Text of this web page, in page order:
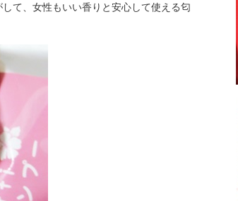
て、女性もいい香りと安心して使える匂